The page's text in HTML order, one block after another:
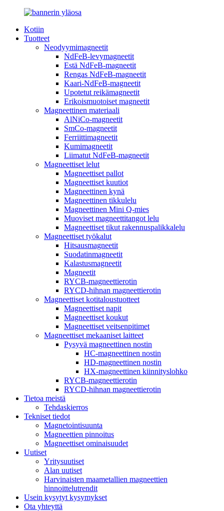
Kotiin
Tuotteet
Neodyymimagneetit
NdFeB-levymagneetit
Estä NdFeB-magneetit
Rengas NdFeB-magneetit
Kaari-NdFeB-magneetit
Upotetut reikämagneetit
Erikoismuotoiset magneetit
Magneettinen materiaali
AlNiCo-magneetit
SmCo-magneetit
Ferriittimagneetit
Kumimagneetit
Liimatut NdFeB-magneetit
Magneettiset lelut
Magneettiset pallot
Magneettiset kuutiot
Magneettinen kynä
Magneettinen tikkulelu
Magneettinen Mini Q-mies
Muoviset magneettitangot lelu
Magneettiset tikut rakennuspalikkalelu
Magneettiset työkalut
Hitsausmagneetit
Suodatinmagneetit
Kalastusmagneetit
Magneetit
RYCB-magneettierotin
RYCD-hihnan magneettierotin
Magneettiset kotitaloustuotteet
Magneettiset napit
Magneettiset koukut
Magneettiset veitsenpitimet
Magneettiset mekaaniset laitteet
Pysyvä magneettinen nostin
HC-magneettinen nostin
HD-magneettinen nostin
HX-magneettinen kiinnityslohko
RYCB-magneettierotin
RYCD-hihnan magneettierotin
Tietoa meistä
Tehdaskierros
Tekniset tiedot
Magnetointisuunta
Magneettien pinnoitus
Magneettiset ominaisuudet
Uutiset
Yritysuutiset
Alan uutiset
Harvinaisten maametallien magneettien
hinnoittelutrendit
Usein kysytyt kysymykset
Ota yhteyttä